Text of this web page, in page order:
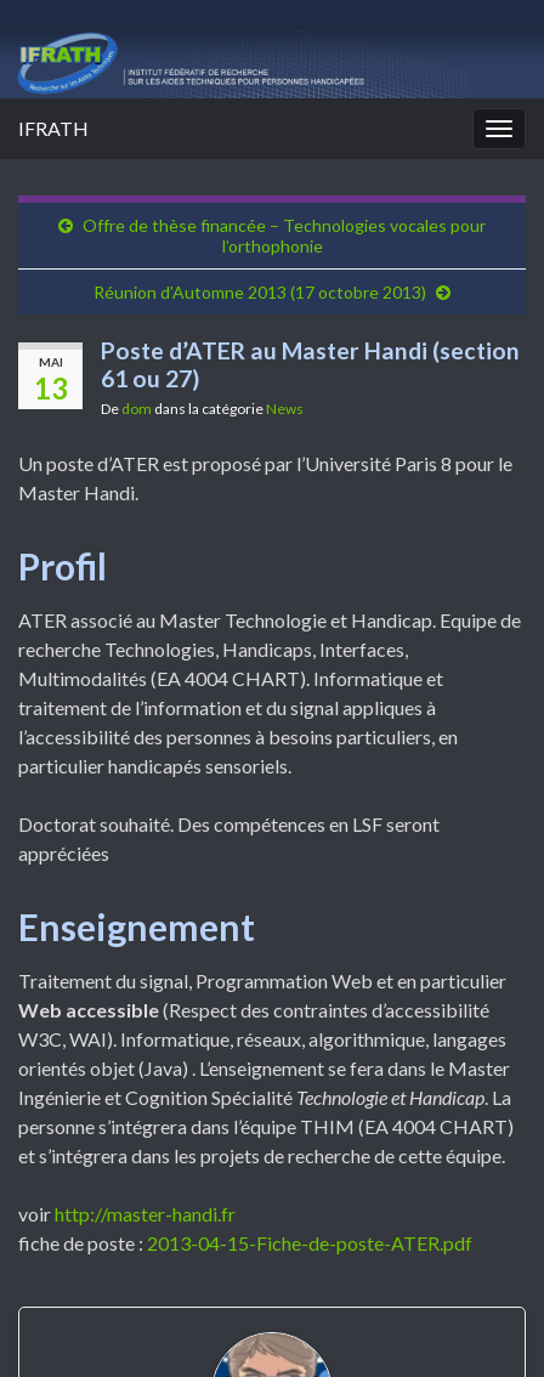
IFRATH
Offre de thèse financée – Technologies vocales pour
l’orthophonie
Réunion d’Automne 2013 (17 octobre 2013)
MAI
13
Poste d’ATER au Master Handi (section
61 ou 27)
De dom dans la catégorie News
Un poste d’ATER est proposé par l’Université Paris 8 pour le
Master Handi.
Profil
ATER associé au Master Technologie et Handicap. Equipe de
recherche Technologies, Handicaps, Interfaces,
Multimodalités (EA 4004 CHART). Informatique et
traitement de l’information et du signal appliques à
l’accessibilité des personnes à besoins particuliers, en
particulier handicapés sensoriels.
Doctorat souhaité. Des compétences en LSF seront
appréciées
Enseignement
Traitement du signal, Programmation Web et en particulier
Web accessible(Respect des contraintes d’accessibilité
W3C, WAI). Informatique, réseaux, algorithmique, langages
orientés objet (Java) . L’enseignement se fera dans le Master
Ingénierie et Cognition Spécialité Technologie et Handicap. La
personne s’intégrera dans l’équipe THIM (EA 4004 CHART)
et s’intégrera dans les projets de recherche de cette équipe.
voirhttp://master-handi.fr
fiche de poste : 2013-04-15-Fiche-de-poste-ATER.pdf